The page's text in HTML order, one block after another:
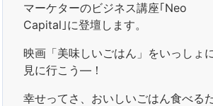
マーケターのビジネス講座｢Neo
Capital｣に登壇します。
映画「美味しいごはん」をいっしょ
見に行こう―！
幸せってさ、おいしいごはん食べる